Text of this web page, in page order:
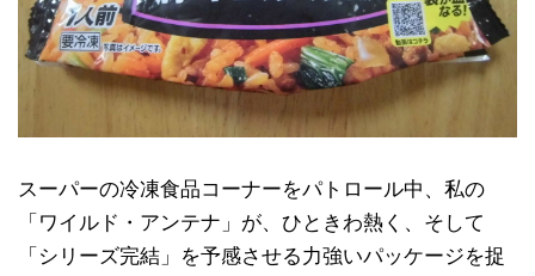
スーパーの冷凍食品コーナーをパトロール中、私の
「ワイルド・アンテナ」が、ひときわ熱く、そして
「シリーズ完結」を予感させる力強いパッケージを捉